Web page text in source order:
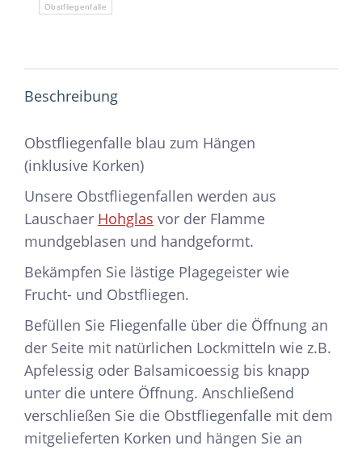
Obstfliegenfalle
Beschreibung
Obstfliegenfalle blau zum Hängen
(inklusive Korken)
Unsere Obstfliegenfallen werden aus
Lauschaer Hohglas vor der Flamme
mundgeblasen und handgeformt.
Bekämpfen Sie lästige Plagegeister wie
Frucht- und Obstfliegen.
Befüllen Sie Fliegenfalle über die Öffnung an
der Seite mit natürlichen Lockmitteln wie z.B.
Apfelessig oder Balsamicoessig bis knapp
unter die untere Öffnung. Anschließend
verschließen Sie die Obstfliegenfalle mit dem
mitgelieferten Korken und hängen Sie an